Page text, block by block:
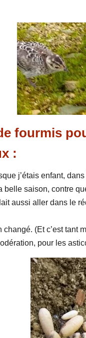
fourmis
:
j’étais enfant,
belle saison, contre
aussi aller dans le
changé. (Et c’est tant
pour les